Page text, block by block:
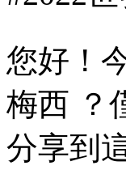
您好
梅西 
分享到這